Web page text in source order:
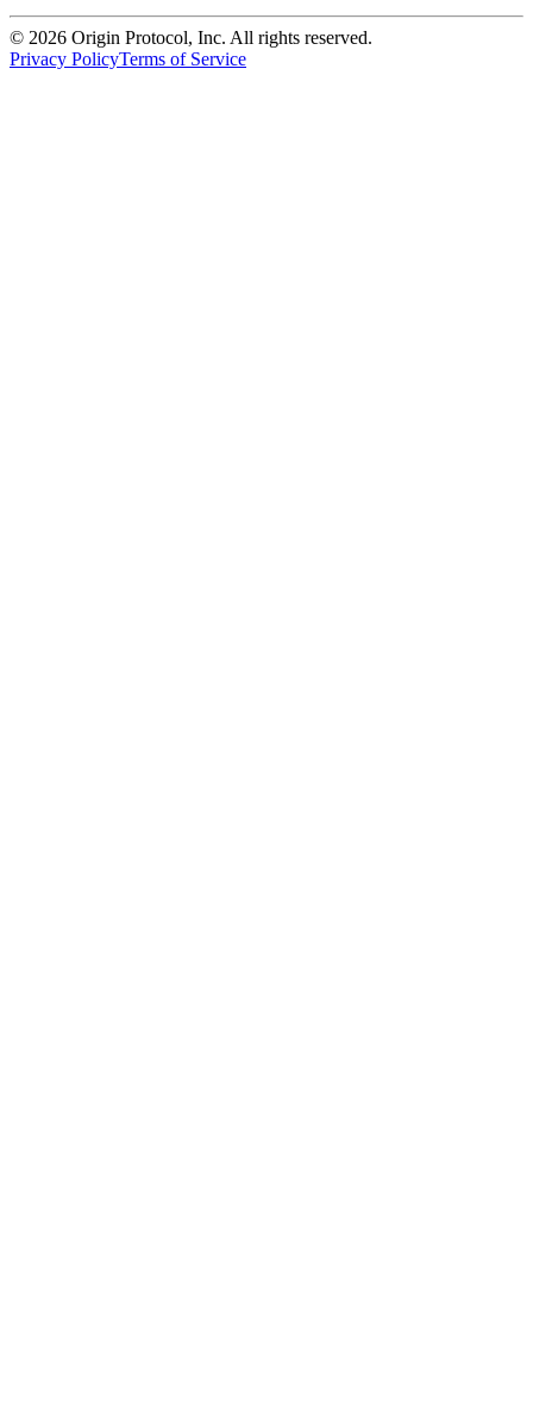
© 2026 Origin Protocol, Inc. All rights reserved.
Privacy PolicyTerms of Service